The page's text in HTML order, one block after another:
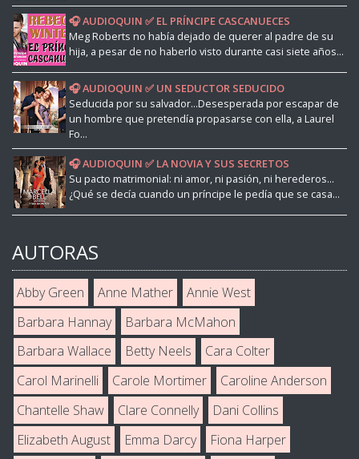
🎧 AUDIOQUIN ✅ EL PRÍNCIPE CASCANUECES
Meg Roberts no había dejado de querer al padre de su
hija, a pesar de no haberlo visto durante casi siete años...
🎧 AUDIOQUIN ✅ UN SEDUCTOR SEDUCIDO
Seducida por su salvador...Desesperada por escapar de
un hombre que pretendía propasarse con ella, a Laurel
Fo...
🎧 AUDIOQUIN ✅ LA NOVIA Y SUS SECRETOS
Su pacto matrimonial: ni amor, ni pasión, ni herederos...
¿Qué se decía cuando un príncipe le pedía que se casa...
AUTORAS
Abby Green Anne Mather
Annie West
Barbara Hannay
Barbara McMahon
Barbara Wallace
Betty Neels
Cara Colter
Carol Marinelli
Carole Mortimer
Caroline Anderson
Chantelle Shaw
Clare Connelly
Dani Collins
Elizabeth August
Emma Darcy
Fiona Harper